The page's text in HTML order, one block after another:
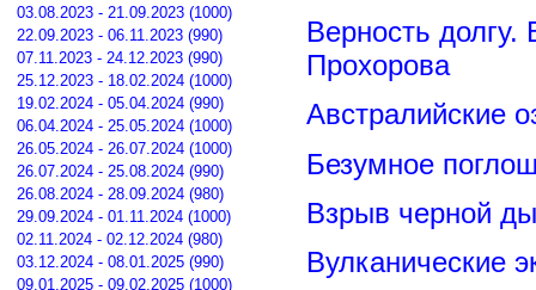
03.08.2023 - 21.09.2023 (1000)
22.09.2023 - 06.11.2023 (990)
07.11.2023 - 24.12.2023 (990)
25.12.2023 - 18.02.2024 (1000)
19.02.2024 - 05.04.2024 (990)
06.04.2024 - 25.05.2024 (1000)
26.05.2024 - 26.07.2024 (1000)
26.07.2024 - 25.08.2024 (990)
26.08.2024 - 28.09.2024 (980)
29.09.2024 - 01.11.2024 (1000)
02.11.2024 - 02.12.2024 (980)
03.12.2024 - 08.01.2025 (990)
09.01.2025 - 09.02.2025 (1000)
Верность
Прохорова
Австралийские
Безумное
Взрыв черной
Вулканические